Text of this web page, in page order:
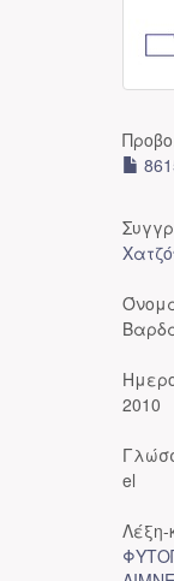
2010
el
Λέξη-